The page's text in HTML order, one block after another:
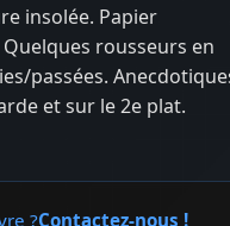
insolée. Papier
rousseurs en
passées.
et sur le 2e plat.
?Contactez-nous !